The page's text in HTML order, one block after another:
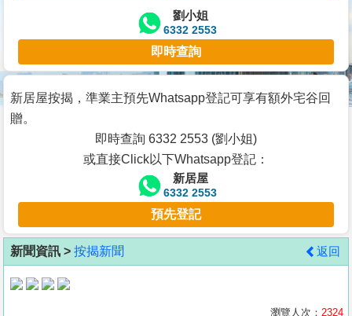
宅
谷
按
客
地
產
劉小姐
6332 2553
即時查詢
新居屋按揭，準業主預先Whatsapp登記可享有額外宅谷回
贈。
即時查詢 6332 2553 (劉小姐)
或直接Click以下Whatsapp登記：
新居屋
6332 2553
預先登記
新聞資訊 > 按揭新聞 返回
瀏覽人次： 2324